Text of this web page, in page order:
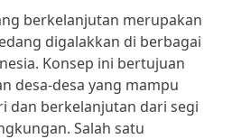
berkelanjutan merupakan
digalakkan di berbagai
Konsep ini bertujuan
desa-desa yang mampu
dan berkelanjutan dari segi
Salah satu